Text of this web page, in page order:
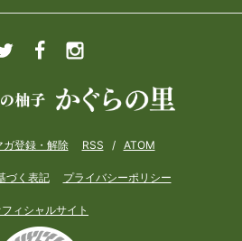
ガ登録・解除 RSS / ATOM
づく表記 プライバシーポリシー
フィシャルサイト